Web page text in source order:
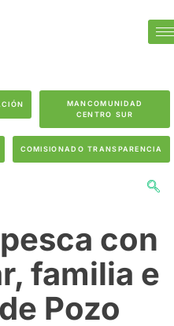
MANCOMUNIDAD
CENTRO SUR
COMISIONADO TRANSPARENCIA
con
familia e
Pozo